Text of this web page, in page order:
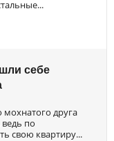
себе
мохнатого друга
по
свою квартиру...